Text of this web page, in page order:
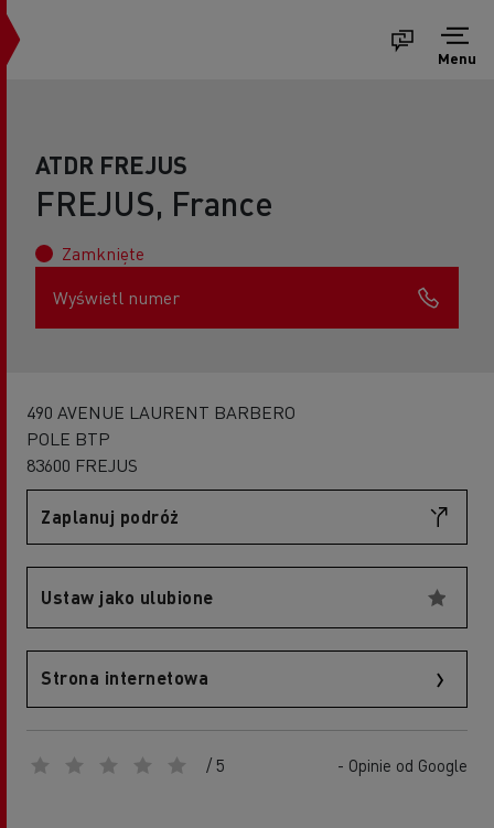
Menu
ATDR FREJUS
FREJUS, France
Zamknięte
Wyświetl numer
490 AVENUE LAURENT BARBERO
POLE BTP
83600 FREJUS
Zaplanuj podróż
Ustaw jako ulubione
Strona internetowa
/ 5 - Opinie od Google